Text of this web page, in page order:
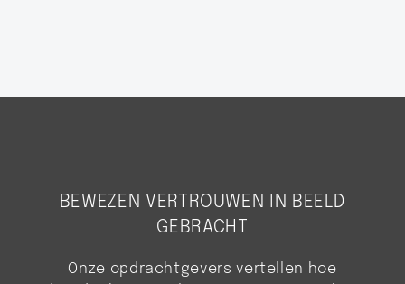
BEWEZEN VERTROUWEN IN BEELD
GEBRACHT
Onze opdrachtgevers vertellen hoe